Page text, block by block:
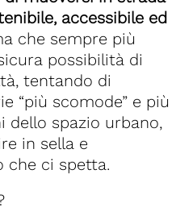
accessibile ed
che sempre più
possibilità di
tentando di
“più scomode” e più
dello spazio urbano,
in sella e
che ci spetta.